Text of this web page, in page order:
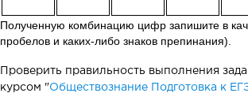
7.
Полученную комбинацию цифр запишите в
пробелов и каких-либо знаков препинания).
Проверить правильность выполнения
курсом "Обществознание Подготовка к